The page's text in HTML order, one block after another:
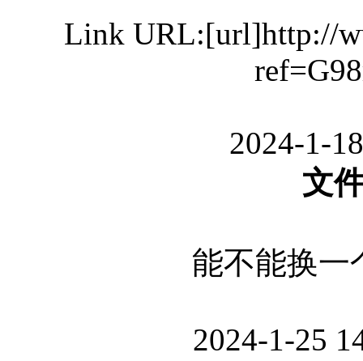
Link URL:[url]http://
2024-1-
文
能不能换一
2024-1-25